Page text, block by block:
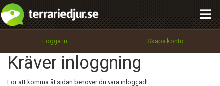
Logga in Skapa konto
Kräver inloggning
För att komma åt sidan behöver du vara inloggad!
Utför
100%
OK
integritetspolicy
Namn:
Epost:
Begär nytt lösenord
Tillbaka till förstasidan